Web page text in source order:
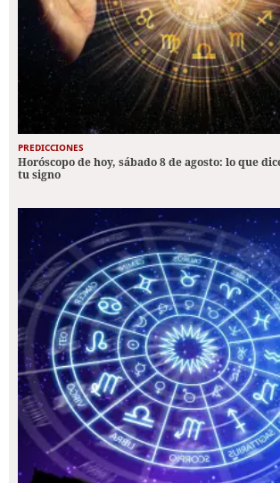
PREDICCIONES
Horóscopo de hoy, sábado 8 de agosto: lo que
tu signo